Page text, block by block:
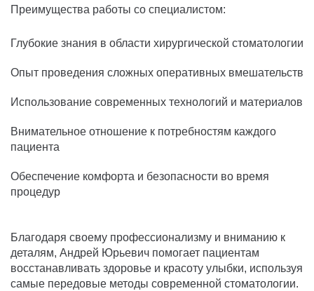
Преимущества работы со специалистом:
Глубокие знания в области хирургической стоматологии
Опыт проведения сложных оперативных вмешательств
Использование современных технологий и материалов
Внимательное отношение к потребностям каждого
пациента
Обеспечение комфорта и безопасности во время
процедур
Благодаря своему профессионализму и вниманию к
деталям, Андрей Юрьевич помогает пациентам
восстанавливать здоровье и красоту улыбки, используя
самые передовые методы современной стоматологии.